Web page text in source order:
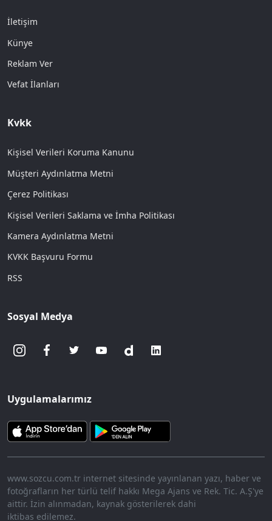
İletişim
Künye
Reklam Ver
Vefat İlanları
Kvkk
Kişisel Verileri Koruma Kanunu
Müşteri Aydınlatma Metni
Çerez Politikası
Kişisel Verileri Saklama ve İmha Politikası
Kamera Aydınlatma Metni
KVKK Başvuru Formu
RSS
Sosyal Medya
Uygulamalarımız
www.sozcu.com.tr internet sitesinde yayınlanan yazı, haber ve
fotoğrafların her türlü telif hakkı Mega Ajans ve Rek. Tic. A.Ş'ye
aittir. İzin alınmadan, kaynak gösterilerek dahi
iktibas edilemez.